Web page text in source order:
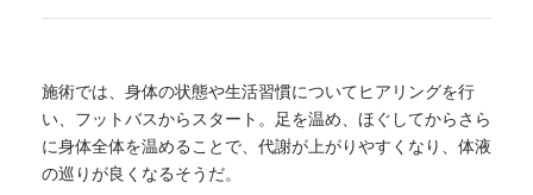
施術では、身体の状態や生活習慣についてヒアリングを行
い、フットバスからスタート。足を温め、ほぐしてからさら
に身体全体を温めることで、代謝が上がりやすくなり、体液
の巡りが良くなるそうだ。